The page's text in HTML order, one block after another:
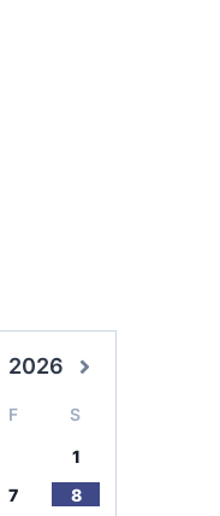
2026
F S
1
7
8